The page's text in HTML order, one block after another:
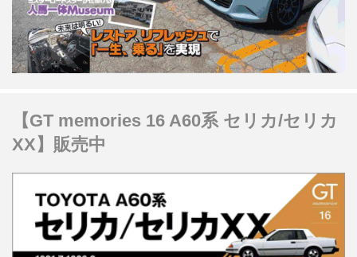
【GT memories 16 A60系 セリカ/セリカ
XX】販売中